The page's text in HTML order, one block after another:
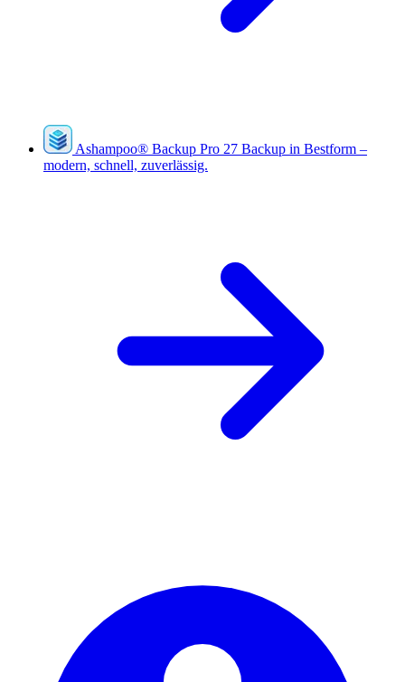
Ashampoo® Backup Pro 27 Backup in Bestform –
modern, schnell, zuverlässig.